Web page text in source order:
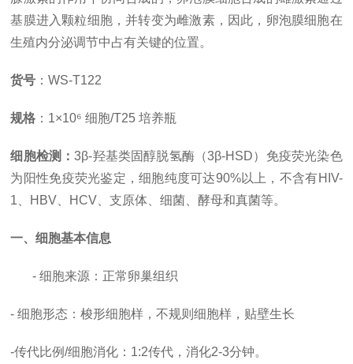
基膜进入颗粒细胞，并转变为雌激素，因此，卵泡膜细胞在
生殖内分泌调节中占有关键的位置。
货号 ：WS-T122
规格 ： 1×10⁶ 细胞/T25 培养瓶
细胞检测：3β-羟基类固醇脱氢酶（3β-HSD）免疫荧光染色
为阳性免疫荧光鉴定，细胞纯度可达90%以上，不含有HIV-
1、HBV、HCV、支原体、细菌、酵母和真菌等。
一、细胞基本信息
- 细胞来源：正常卵巢组织
- 细胞形态：梭形细胞样，不规则细胞样，贴壁生长
-传代比例/细胞消化 ： 1:2传代，消化2-3分钟。